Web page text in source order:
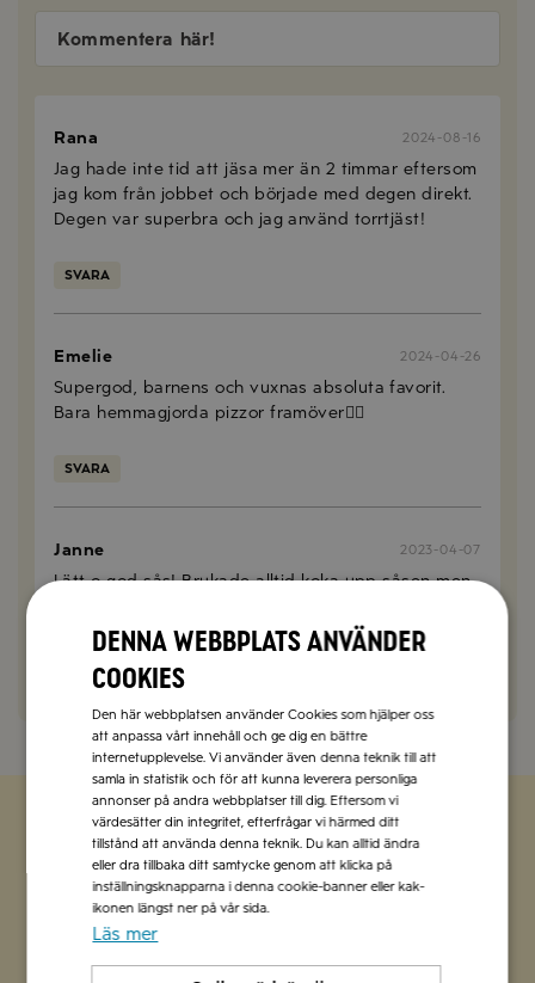
Kommentera här!
Rana 2024-08-16
Jag hade inte tid att jäsa mer än 2 timmar eftersom
jag kom från jobbet och började med degen direkt.
Degen var superbra och jag använd torrtjäst!
SVARA
Emelie 2024-04-26
Supergod, barnens och vuxnas absoluta favorit.
Bara hemmagjorda pizzor framöver👍🏻
SVARA
Janne 2023-04-07
Lätt o god sås! Brukade alltid koka upp såsen men
Zetas populära nyhetsbrev
Missa inte att vi har flera olika nyhetsbrev som
förenklar vardagen och förgyller helgen med
italienska smaker.
Denna webbplats använder
cookies
Den här webbplatsen använder Cookies som hjälper oss
att anpassa vårt innehåll och ge dig en bättre
internetupplevelse. Vi använder även denna teknik till att
samla in statistik och för att kunna leverera personliga
annonser på andra webbplatser till dig. Eftersom vi
värdesätter din integritet, efterfrågar vi härmed ditt
tillstånd att använda denna teknik. Du kan alltid ändra
eller dra tillbaka ditt samtycke genom att klicka på
inställningsknapparna i denna cookie-banner eller kak-
ikonen längst ner på vår sida.
Läs mer